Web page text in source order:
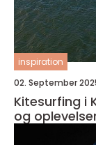
inspiration
02. September
Kitesurfing i
og